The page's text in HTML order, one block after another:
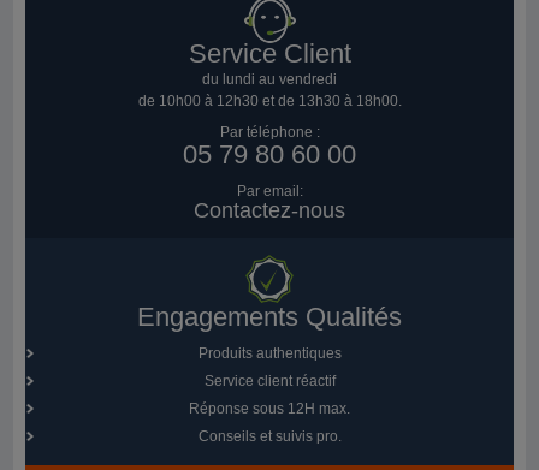
Service Client
du lundi au vendredi
de 10h00 à 12h30 et de 13h30 à 18h00.
Par téléphone :
05 79 80 60 00
Par email:
Contactez-nous
Engagements Qualités
Produits authentiques
Service client réactif
Réponse sous 12H max.
Conseils et suivis pro.